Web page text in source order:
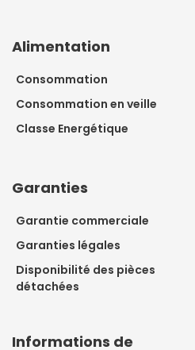
Alimentation
Consommation
Consommation en veille
Classe Energétique
Garanties
Garantie commerciale
Garanties légales
Disponibilité des pièces
détachées
Informations de